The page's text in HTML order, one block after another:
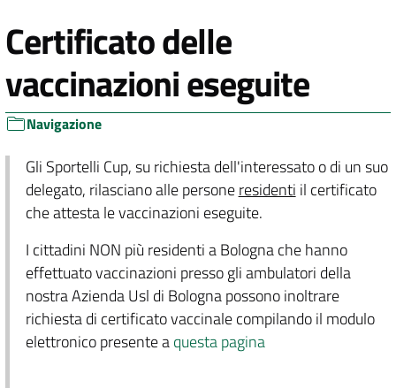
Certificato delle
vaccinazioni eseguite
Navigazione
Gli Sportelli Cup, su richiesta dell'interessato o di un suo
delegato, rilasciano alle personeresidenti il certificato
che attesta le vaccinazioni eseguite.
I cittadini NON più residenti a Bologna che hanno
effettuato vaccinazioni presso gli ambulatori della
nostra Azienda Usl di Bologna possono inoltrare
richiesta di certificato vaccinale compilando il modulo
elettronico presente aquesta pagina